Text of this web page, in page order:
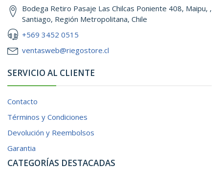
Bodega Retiro Pasaje Las Chilcas Poniente 408, Maipu, ,
Santiago, Región Metropolitana, Chile
+569 3452 0515
ventasweb@riegostore.cl
SERVICIO AL CLIENTE
Contacto
Términos y Condiciones
Devolución y Reembolsos
Garantia
CATEGORÍAS DESTACADAS